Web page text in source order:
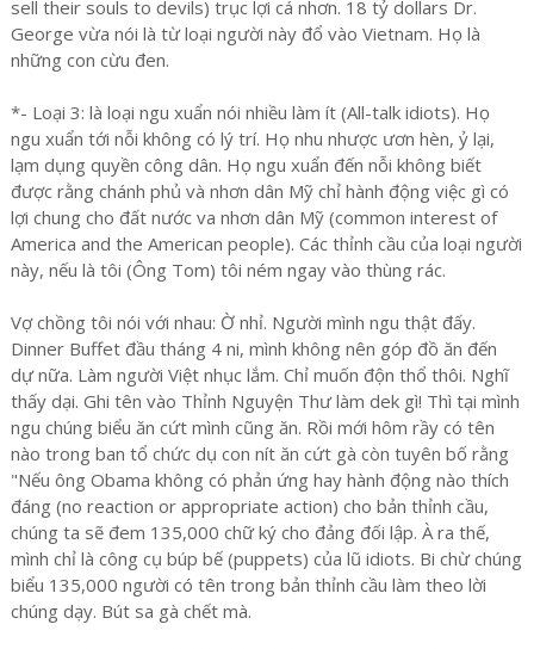
sell their souls to devils) trục lợi cá nhơn. 18 tỷ dollars Dr.
George vừa nói là từ loại người này đổ vào Vietnam. Họ là
những con cừu đen.
*- Loại 3: là loại ngu xuẩn nói nhiều làm ít (All-talk idiots). Họ
ngu xuẩn tới nỗi không có lý trí. Họ nhu nhược ươn hèn, ỷ lại,
lạm dụng quyền công dân. Họ ngu xuẩn đến nỗi không biết
được rằng chánh phủ và nhơn dân Mỹ chỉ hành động việc gì có
lợi chung cho đất nước va nhơn dân Mỹ (common interest of
America and the American people). Các thỉnh cầu của loại người
này, nếu là tôi (Ông Tom) tôi ném ngay vào thùng rác.
Vợ chồng tôi nói với nhau: Ờ nhỉ. Người mình ngu thật đấy.
Dinner Buffet đầu tháng 4 ni, mình không nên góp đồ ăn đến
dự nữa. Làm người Việt nhục lắm. Chỉ muốn độn thổ thôi. Nghĩ
thấy dại. Ghi tên vào Thỉnh Nguyện Thư làm dek gì! Thì tại mình
ngu chúng biểu ăn cứt mình cũng ăn. Rồi mới hôm rầy có tên
nào trong ban tổ chức dụ con nít ăn cứt gà còn tuyên bố rằng
"Nếu ông Obama không có phản ứng hay hành động nào thích
đáng (no reaction or appropriate action) cho bản thỉnh cầu,
chúng ta sẽ đem 135,000 chữ ký cho đảng đối lập. À ra thế,
mình chỉ là công cụ búp bế (puppets) của lũ idiots. Bi chừ chúng
biểu 135,000 người có tên trong bản thỉnh cầu làm theo lời
chúng dạy. Bút sa gà chết mà.